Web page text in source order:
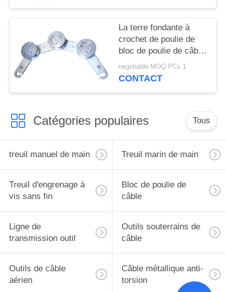
La terre fondante à
crochet de poulie de
bloc de poulie de câble
de travaux de
construction ficelant le
negotiable MOQ:PCs 1
CONTACT
Catégories populaires Tous
treuil manuel de main Treuil marin de main
Treuil d'engrenage à
vis sans fin
Bloc de poulie de
câble
Ligne de
transmission outil
Outils souterrains de
câble
Outils de câble
aérien
Câble métallique anti-
torsion